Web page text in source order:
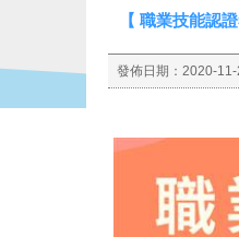
【 職業技能認
發佈日期： 2020-11-